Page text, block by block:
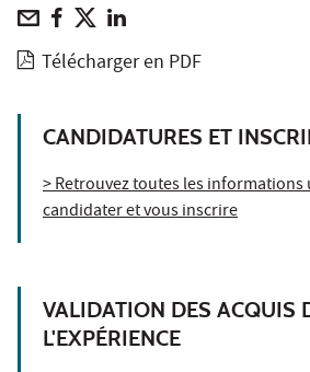
Télécharger en PDF
CANDIDATURES ET
> Retrouvez toutes les
candidater et vous inscrire
VALIDATION DES ACQUIS
L'EXPÉRIENCE